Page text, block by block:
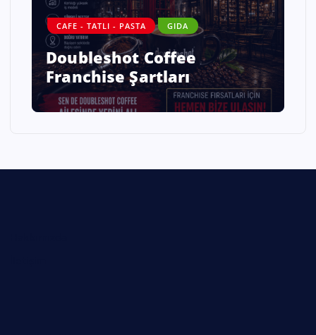
DANIŞMANLIK GIDA
ALO DİYET – SAĞLAMLIQLI
HƏYATIN YENİ NƏSİL
ÜNVANI